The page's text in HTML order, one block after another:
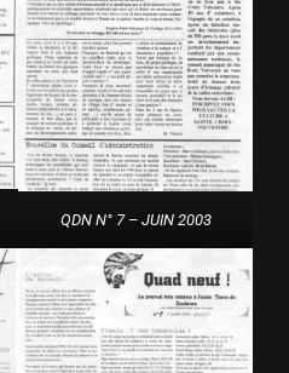
QDN N° 7 – JUIN 2003